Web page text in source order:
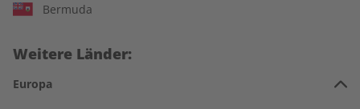
Bermuda
Weitere Länder:
Europa